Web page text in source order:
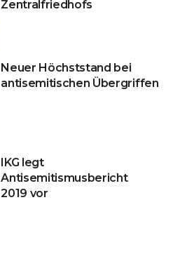
Zentralfriedhofs
Neuer Höchststand bei
antisemitischen Übergriffen
IKG legt
Antisemitismusbericht
2019 vor